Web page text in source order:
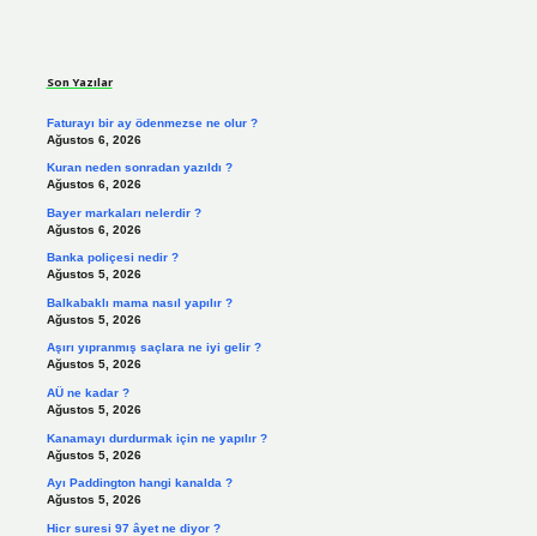
Son Yazılar
Faturayı bir ay ödenmezse ne olur ?
Ağustos 6, 2026
Kuran neden sonradan yazıldı ?
Ağustos 6, 2026
Bayer markaları nelerdir ?
Ağustos 6, 2026
Banka poliçesi nedir ?
Ağustos 5, 2026
Balkabaklı mama nasıl yapılır ?
Ağustos 5, 2026
Aşırı yıpranmış saçlara ne iyi gelir ?
Ağustos 5, 2026
AÜ ne kadar ?
Ağustos 5, 2026
Kanamayı durdurmak için ne yapılır ?
Ağustos 5, 2026
Ayı Paddington hangi kanalda ?
Ağustos 5, 2026
Hicr suresi 97 âyet ne diyor ?